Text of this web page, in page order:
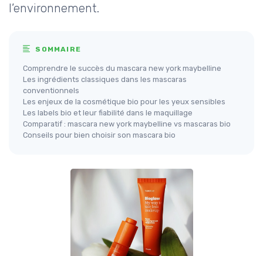
l’environnement.
SOMMAIRE
Comprendre le succès du mascara new york maybelline
Les ingrédients classiques dans les mascaras
conventionnels
Les enjeux de la cosmétique bio pour les yeux sensibles
Les labels bio et leur fiabilité dans le maquillage
Comparatif : mascara new york maybelline vs mascaras bio
Conseils pour bien choisir son mascara bio